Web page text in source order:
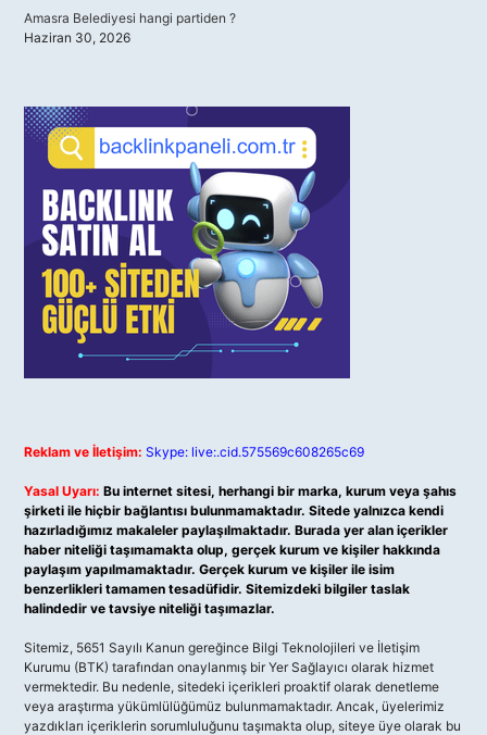
Amasra Belediyesi hangi partiden ?
Haziran 30, 2026
Reklam ve İletişim: Skype: live:.cid.575569c608265c69
Yasal Uyarı: Bu internet sitesi, herhangi bir marka, kurum veya şahıs
şirketi ile hiçbir bağlantısı bulunmamaktadır. Sitede yalnızca kendi
hazırladığımız makaleler paylaşılmaktadır. Burada yer alan içerikler
haber niteliği taşımamakta olup, gerçek kurum ve kişiler hakkında
paylaşım yapılmamaktadır. Gerçek kurum ve kişiler ile isim
benzerlikleri tamamen tesadüfidir. Sitemizdeki bilgiler taslak
halindedir ve tavsiye niteliği taşımazlar.
Sitemiz, 5651 Sayılı Kanun gereğince Bilgi Teknolojileri ve İletişim
Kurumu (BTK) tarafından onaylanmış bir Yer Sağlayıcı olarak hizmet
vermektedir. Bu nedenle, sitedeki içerikleri proaktif olarak denetleme
veya araştırma yükümlülüğümüz bulunmamaktadır. Ancak, üyelerimiz
yazdıkları içeriklerin sorumluluğunu taşımakta olup, siteye üye olarak bu